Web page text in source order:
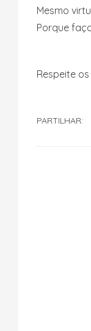
Mesmo
Porque
Respeite
PARTILHAR: